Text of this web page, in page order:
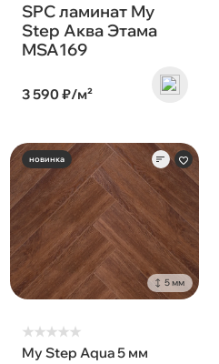
SPC ламинат My
Step Аква Этама
MSA169
3 590 ₽/м²
новинка
5 мм
★★★★★
My Step Aqua 5 мм